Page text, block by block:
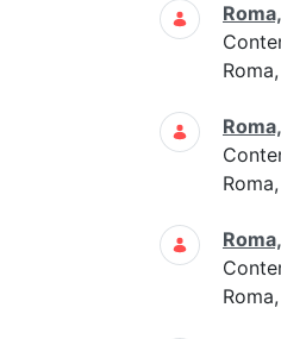
Roma,
Roma,
Roma,
Roma,